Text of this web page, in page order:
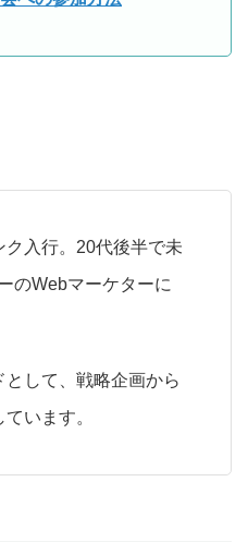
入行。20代後半で未
のWebマーケターに
して、戦略企画から
います。